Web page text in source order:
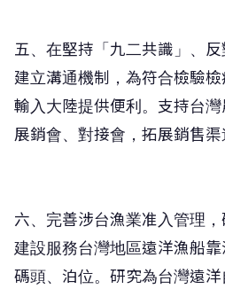
五、在堅持「九二共識」、
建立溝通機制，為符合檢驗
輸入大陸提供便利。支持台
展銷會、對接會，拓展銷售渠
六、完善涉台漁業准入管理
建設服務台灣地區遠洋漁船
碼頭、泊位。研究為台灣遠